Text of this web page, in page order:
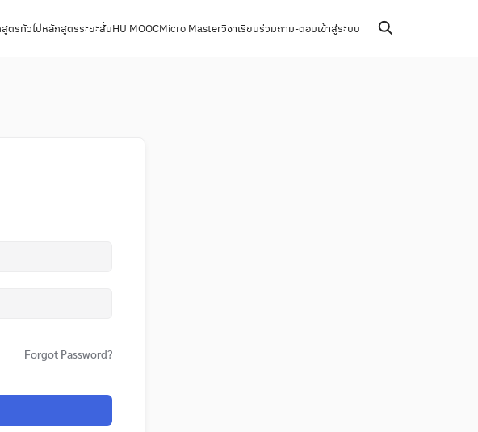
ตรทั่วไปหลักสูตรระยะสั้นHU MOOCMicro Masterวิชาเรียนร่วมถาม-ตอบเข้าสู่ระบบ
Forgot Password?